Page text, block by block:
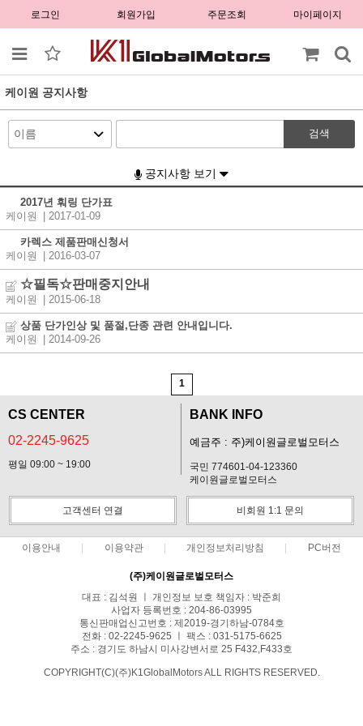
로그인 회원가입 주문조회 마이페이지
케이원 공지사항
검색
공지사항 보기
2017년 훠링 단가표
케이원
| 2017-01-09
카렉스 제품판매신청서
케이원
| 2016-03-07
☆필독☆판매중지안내
케이원 | 2015-06-18
상품 단가인상 및 품절,단종 관련 안내입니다.
케이원
| 2014-09-26
1
CS CENTER
02-2245-9625
평일 09:00 ~ 19:00
BANK INFO
예금주 : 주)케이원글로벌모터스
국민 774601-04-123360
케이원글로벌모터스
고객센터 연결 비회원 1:1 문의
이용안내 이용약관 개인정보처리방침 PC버전
(주)케이원글로벌모터스
대표 : 김석원 ㅣ 개인정보 보호 책임자 : 박준희
사업자 등록번호 : 204-86-03995
통신판매업신고번호 : 제2019-경기하남-0784호
전화 : 02-2245-9625 ㅣ 팩스 : 031-5175-6625
주소 : 경기도 하남시 미사강변서로 25 F432,F433호
COPYRIGHT(C)(주)K1GlobalMotors ALL RIGHTS RESERVED.